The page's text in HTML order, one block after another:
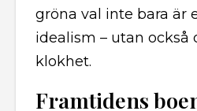
gröna val inte bara är
idealism – utan också
klokhet.
Framtidens